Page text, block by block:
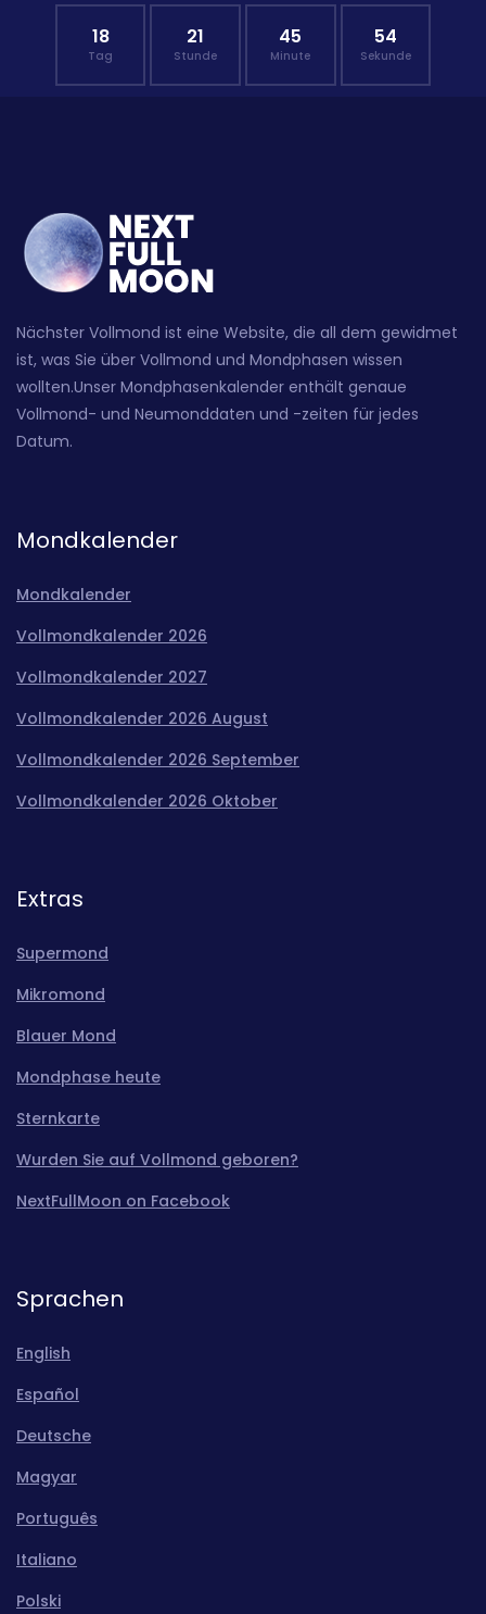
18
Tag
21
Stunde
45
Minute
53
Sekunde
Nächster Vollmond ist eine Website, die all dem gewidmet
ist, was Sie über Vollmond und Mondphasen wissen
wollten.Unser Mondphasenkalender enthält genaue
Vollmond- und Neumonddaten und -zeiten für jedes
Datum.
Mondkalender
Mondkalender
Vollmondkalender 2026
Vollmondkalender 2027
Vollmondkalender 2026 August
Vollmondkalender 2026 September
Vollmondkalender 2026 Oktober
Extras
Supermond
Mikromond
Blauer Mond
Mondphase heute
Sternkarte
Wurden Sie auf Vollmond geboren?
NextFullMoon on Facebook
Sprachen
English
Español
Deutsche
Magyar
Português
Italiano
Polski